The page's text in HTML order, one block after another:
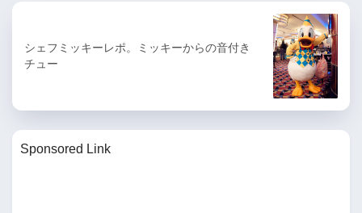
シェフミッキーレポ。ミッキーからの音付き
チュー
Sponsored Link